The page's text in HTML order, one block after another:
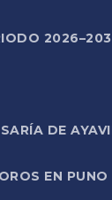
DE
EN PUNO